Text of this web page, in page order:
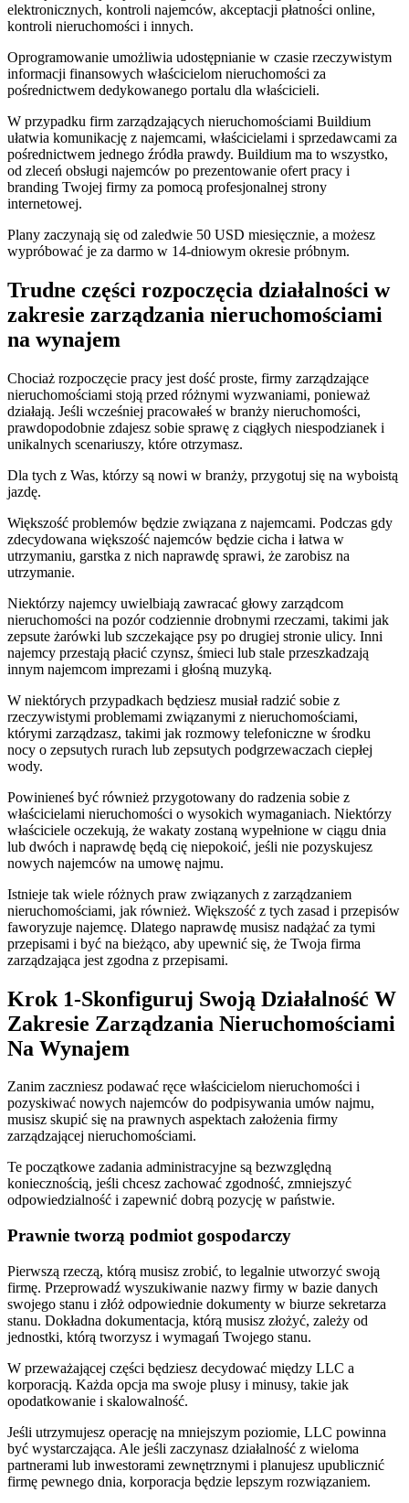
elektronicznych, kontroli najemców, akceptacji płatności online,
kontroli nieruchomości i innych.
Oprogramowanie umożliwia udostępnianie w czasie rzeczywistym
informacji finansowych właścicielom nieruchomości za
pośrednictwem dedykowanego portalu dla właścicieli.
W przypadku firm zarządzających nieruchomościami Buildium
ułatwia komunikację z najemcami, właścicielami i sprzedawcami za
pośrednictwem jednego źródła prawdy. Buildium ma to wszystko,
od zleceń obsługi najemców po prezentowanie ofert pracy i
branding Twojej firmy za pomocą profesjonalnej strony
internetowej.
Plany zaczynają się od zaledwie 50 USD miesięcznie, a możesz
wypróbować je za darmo w 14-dniowym okresie próbnym.
Trudne części rozpoczęcia działalności w
zakresie zarządzania nieruchomościami
na wynajem
Chociaż rozpoczęcie pracy jest dość proste, firmy zarządzające
nieruchomościami stoją przed różnymi wyzwaniami, ponieważ
działają. Jeśli wcześniej pracowałeś w branży nieruchomości,
prawdopodobnie zdajesz sobie sprawę z ciągłych niespodzianek i
unikalnych scenariuszy, które otrzymasz.
Dla tych z Was, którzy są nowi w branży, przygotuj się na wyboistą
jazdę.
Większość problemów będzie związana z najemcami. Podczas gdy
zdecydowana większość najemców będzie cicha i łatwa w
utrzymaniu, garstka z nich naprawdę sprawi, że zarobisz na
utrzymanie.
Niektórzy najemcy uwielbiają zawracać głowy zarządcom
nieruchomości na pozór codziennie drobnymi rzeczami, takimi jak
zepsute żarówki lub szczekające psy po drugiej stronie ulicy. Inni
najemcy przestają płacić czynsz, śmieci lub stale przeszkadzają
innym najemcom imprezami i głośną muzyką.
W niektórych przypadkach będziesz musiał radzić sobie z
rzeczywistymi problemami związanymi z nieruchomościami,
którymi zarządzasz, takimi jak rozmowy telefoniczne w środku
nocy o zepsutych rurach lub zepsutych podgrzewaczach ciepłej
wody.
Powinieneś być również przygotowany do radzenia sobie z
właścicielami nieruchomości o wysokich wymaganiach. Niektórzy
właściciele oczekują, że wakaty zostaną wypełnione w ciągu dnia
lub dwóch i naprawdę będą cię niepokoić, jeśli nie pozyskujesz
nowych najemców na umowę najmu.
Istnieje tak wiele różnych praw związanych z zarządzaniem
nieruchomościami, jak również. Większość z tych zasad i przepisów
faworyzuje najemcę. Dlatego naprawdę musisz nadążać za tymi
przepisami i być na bieżąco, aby upewnić się, że Twoja firma
zarządzająca jest zgodna z przepisami.
Krok 1-Skonfiguruj Swoją Działalność W
Zakresie Zarządzania Nieruchomościami
Na Wynajem
Zanim zaczniesz podawać ręce właścicielom nieruchomości i
pozyskiwać nowych najemców do podpisywania umów najmu,
musisz skupić się na prawnych aspektach założenia firmy
zarządzającej nieruchomościami.
Te początkowe zadania administracyjne są bezwzględną
koniecznością, jeśli chcesz zachować zgodność, zmniejszyć
odpowiedzialność i zapewnić dobrą pozycję w państwie.
Prawnie tworzą podmiot gospodarczy
Pierwszą rzeczą, którą musisz zrobić, to legalnie utworzyć swoją
firmę. Przeprowadź wyszukiwanie nazwy firmy w bazie danych
swojego stanu i złóż odpowiednie dokumenty w biurze sekretarza
stanu. Dokładna dokumentacja, którą musisz złożyć, zależy od
jednostki, którą tworzysz i wymagań Twojego stanu.
W przeważającej części będziesz decydować między LLC a
korporacją. Każda opcja ma swoje plusy i minusy, takie jak
opodatkowanie i skalowalność.
Jeśli utrzymujesz operację na mniejszym poziomie, LLC powinna
być wystarczająca. Ale jeśli zaczynasz działalność z wieloma
partnerami lub inwestorami zewnętrznymi i planujesz upublicznić
firmę pewnego dnia, korporacja będzie lepszym rozwiązaniem.